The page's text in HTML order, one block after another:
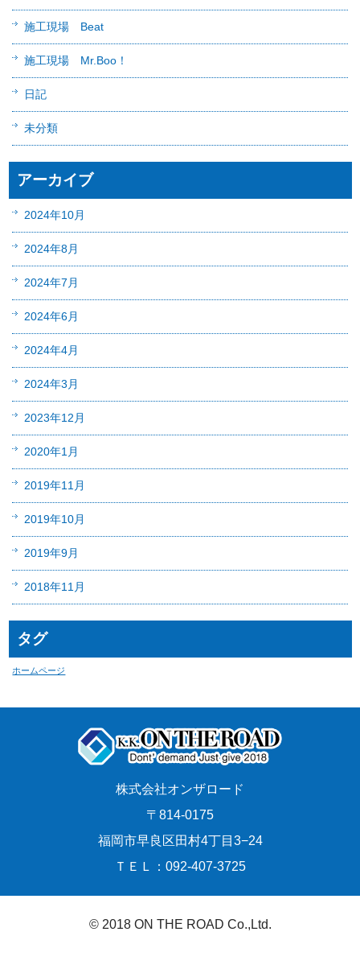
施工現場 Beat
施工現場 Mr.Boo！
日記
未分類
アーカイブ
2024年10月
2024年8月
2024年7月
2024年6月
2024年4月
2024年3月
2023年12月
2020年1月
2019年11月
2019年10月
2019年9月
2018年11月
タグ
ホームページ
株式会社オンザロード
〒814-0175
福岡市早良区田村4丁目3−24
ＴＥＬ：092-407-3725
© 2018 ON THE ROAD Co.,Ltd.